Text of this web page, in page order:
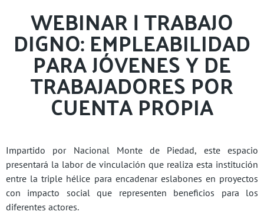
WEBINAR | TRABAJO
DIGNO: EMPLEABILIDAD
PARA JÓVENES Y DE
TRABAJADORES POR
CUENTA PROPIA
Impartido por Nacional Monte de Piedad, este espacio
presentará la labor de vinculación que realiza esta institución
entre la triple hélice para encadenar eslabones en proyectos
con impacto social que representen beneficios para los
diferentes actores.